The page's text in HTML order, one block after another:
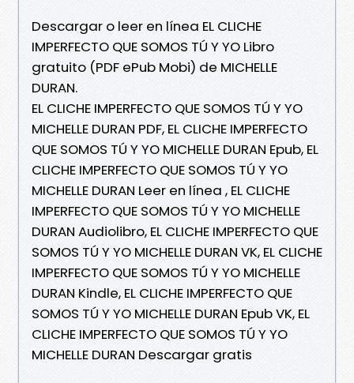
Descargar o leer en línea EL CLICHE
IMPERFECTO QUE SOMOS TÚ Y YO Libro
gratuito (PDF ePub Mobi) de MICHELLE
DURAN.
EL CLICHE IMPERFECTO QUE SOMOS TÚ Y YO
MICHELLE DURAN PDF, EL CLICHE IMPERFECTO
QUE SOMOS TÚ Y YO MICHELLE DURAN Epub, EL
CLICHE IMPERFECTO QUE SOMOS TÚ Y YO
MICHELLE DURAN Leer en línea , EL CLICHE
IMPERFECTO QUE SOMOS TÚ Y YO MICHELLE
DURAN Audiolibro, EL CLICHE IMPERFECTO QUE
SOMOS TÚ Y YO MICHELLE DURAN VK, EL CLICHE
IMPERFECTO QUE SOMOS TÚ Y YO MICHELLE
DURAN Kindle, EL CLICHE IMPERFECTO QUE
SOMOS TÚ Y YO MICHELLE DURAN Epub VK, EL
CLICHE IMPERFECTO QUE SOMOS TÚ Y YO
MICHELLE DURAN Descargar gratis